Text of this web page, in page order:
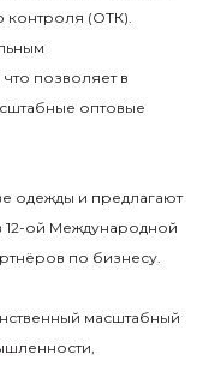
контроля (ОТК).
позволяет в
оптовые
одежды и предлагают
12-ой Международной
по бизнесу.
масштабный